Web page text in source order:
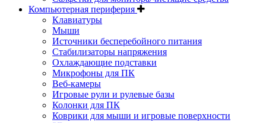
Компьютерная периферия
Клавиатуры
Мыши
Источники бесперебойного питания
Стабилизаторы напряжения
Охлаждающие подставки
Микрофоны для ПК
Веб-камеры
Игровые рули и рулевые базы
Колонки для ПК
Коврики для мыши и игровые поверхности